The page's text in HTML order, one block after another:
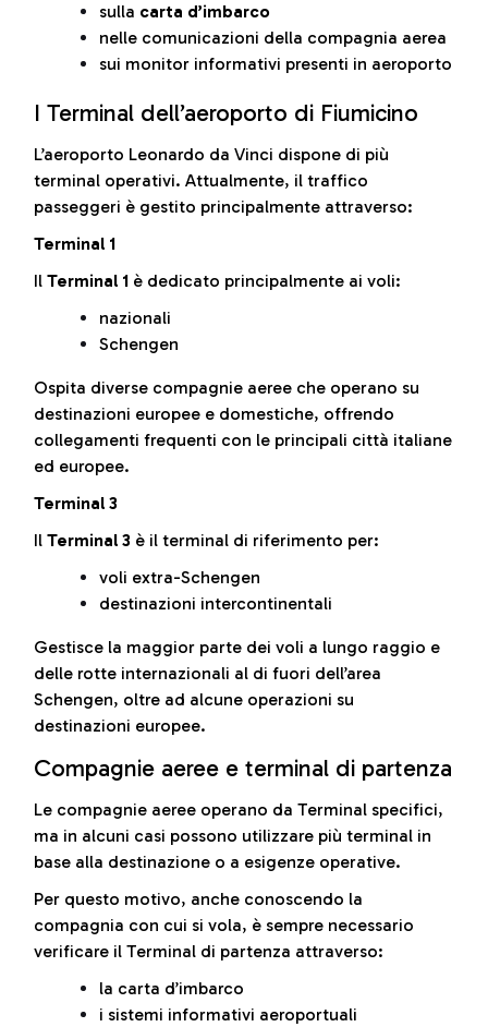
sulla carta d’imbarco
nelle comunicazioni della compagnia aerea
sui monitor informativi presenti in aeroporto
I Terminal dell’aeroporto di Fiumicino
L’aeroporto Leonardo da Vinci dispone di più
terminal operativi. Attualmente, il traffico
passeggeri è gestito principalmente attraverso:
Terminal 1
Il Terminal 1 è dedicato principalmente ai voli:
nazionali
Schengen
Ospita diverse compagnie aeree che operano su
destinazioni europee e domestiche, offrendo
collegamenti frequenti con le principali città italiane
ed europee.
Terminal 3
Il Terminal 3 è il terminal di riferimento per:
voli extra-Schengen
destinazioni intercontinentali
Gestisce la maggior parte dei voli a lungo raggio e
delle rotte internazionali al di fuori dell’area
Schengen, oltre ad alcune operazioni su
destinazioni europee.
Compagnie aeree e terminal di partenza
Le compagnie aeree operano da Terminal specifici,
ma in alcuni casi possono utilizzare più terminal in
base alla destinazione o a esigenze operative.
Per questo motivo, anche conoscendo la
compagnia con cui si vola, è sempre necessario
verificare il Terminal di partenza attraverso:
la carta d’imbarco
i sistemi informativi aeroportuali